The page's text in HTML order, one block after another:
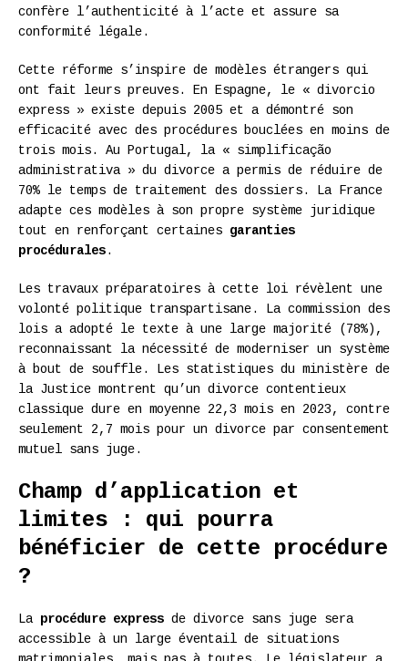
confère l’authenticité à l’acte et assure sa
conformité légale.
Cette réforme s’inspire de modèles étrangers qui
ont fait leurs preuves. En Espagne, le « divorcio
express » existe depuis 2005 et a démontré son
efficacité avec des procédures bouclées en moins de
trois mois. Au Portugal, la « simplificação
administrativa » du divorce a permis de réduire de
70% le temps de traitement des dossiers. La France
adapte ces modèles à son propre système juridique
tout en renforçant certaines garanties
procédurales.
Les travaux préparatoires à cette loi révèlent une
volonté politique transpartisane. La commission des
lois a adopté le texte à une large majorité (78%),
reconnaissant la nécessité de moderniser un système
à bout de souffle. Les statistiques du ministère de
la Justice montrent qu’un divorce contentieux
classique dure en moyenne 22,3 mois en 2023, contre
seulement 2,7 mois pour un divorce par consentement
mutuel sans juge.
Champ d’application et
limites : qui pourra
bénéficier de cette procédure
?
La procédure express de divorce sans juge sera
accessible à un large éventail de situations